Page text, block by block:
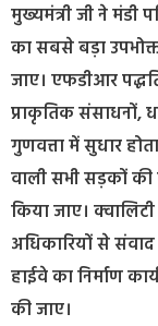
मुख्यमंत्री जी ने मंडी
का सबसे बड़ा
जाए। एफडीआर
प्राकृतिक संसाधनों,
गुणवत्ता में सुधार
वाली सभी सड़कों की
किया जाए।
अधिकारियों से
हाईवे का निर्माण
की जाए।